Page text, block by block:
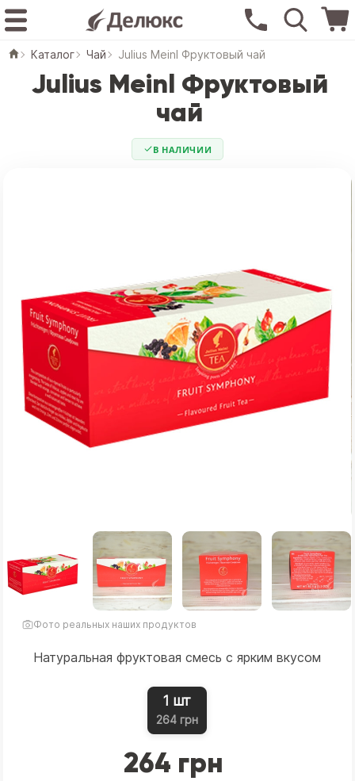
Каталог Чай Julius Meinl Фруктовый чай
Julius Meinl Фруктовый
чай
В НАЛИЧИИ
Фото реальных наших продуктов
Натуральная фруктовая смесь с ярким вкусом
1 шт
264 грн
264 грн